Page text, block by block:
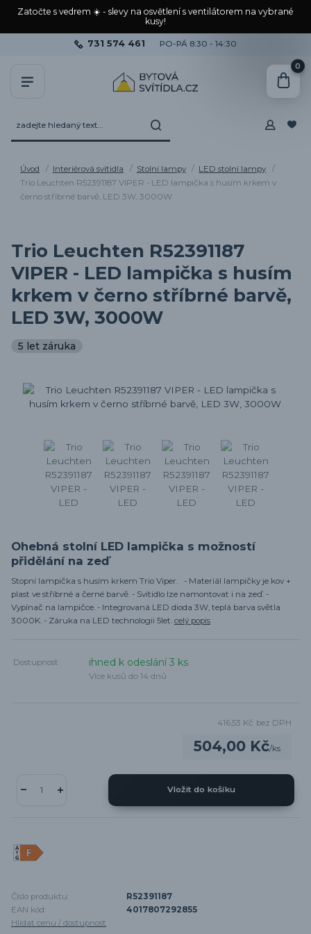
Zatočte s vedrem ☀️ - slevy na osvětlení s ventilátorem na vybrané
kusy!
731 574 461 PO-PÁ 8:30 - 14:30
0
Úvod Interiérová svítidla Stolní lampy
LED stolní lampy
Trio Leuchten R52391187 VIPER - LED lampička s husím krkem v
černo stříbrné barvě, LED 3W, 3000W
Trio Leuchten R52391187
VIPER - LED lampička s husím
krkem v černo stříbrné barvě,
LED 3W, 3000W
5 let záruka
Ohebná stolní LED lampička s možností
přidělání na zeď
Stopní lampička s husím krkem Trio Viper. - Materiál lampičky je kov +
plast ve stříbrné a černé barvě. - Svítidlo lze namontovat i na zeď. -
Vypínač na lampičce. - Integrovaná LED dioda 3W, teplá barva světla
3000K. - Záruka na LED technologii 5let. celý popis
Dostupnost ihned k odeslání 3 ks
Více kusů do 14 dnů
504,00 Kč/ks
416,53 Kč bez DPH
Vložit do košíku
Číslo produktu:
R52391187
EAN kód:
4017807292855
Hlídat cenu / dostupnost